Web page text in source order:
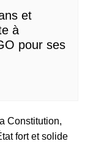
et
à
pour ses